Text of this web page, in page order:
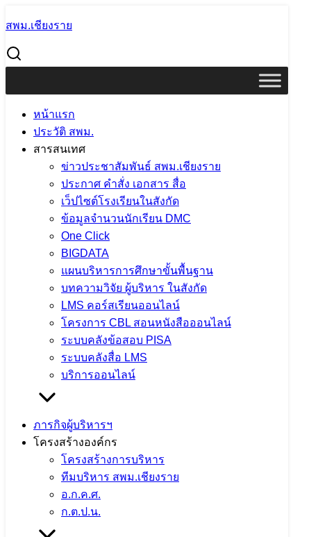
to
content
สพม.เชียงราย
หน้าแรก
ประวัติ สพม.
สารสนเทศ
ข่าวประชาสัมพันธ์ สพม.เชียงราย
ประกาศ คำสั่ง เอกสาร สื่อ
เว็ปไซต์โรงเรียนในสังกัด
ข้อมูลจำนวนนักเรียน DMC
One Click
BIGDATA
แผนบริหารการศึกษาขั้นพื้นฐาน
บทความวิจัย ผู้บริหาร ในสังกัด
LMS คอร์สเรียนออนไลน์
โครงการ CBL สอนหนังสือออนไลน์
ระบบคลังข้อสอบ PISA
ระบบคลังสื่อ LMS
บริการออนไลน์
ภารกิจผู้บริหารฯ
โครงสร้างองค์กร
โครงสร้างการบริหาร
ทีมบริหาร สพม.เชียงราย
อ.ก.ค.ศ.
ก.ต.ป.น.
for:
ข้อมูลการติดต่อ สพม.เชียงราย
ข้อมูลการติดต่อ สพม.เชียงราย
29 พฤษภาคม 2021
สำนักงานเขตพื้นที่การศึกษามัธยมศึกษาเชียงราย
1115/23 ถ.ไกรสรสิทธิ์ ต.เวียง อ.เมืองเชียงราย จ.เชียงราย
โทรศัพท์ : 0-5360-1451
กลุ่มอำนวยการ ต่อ :12
กลุ่มการเงินสินทรัพย์การเงิน ต่อ :13
กลุ่มบริหารงานบุคคล ต่อ :14
กลุ่มนโยบายและแผนแผน ต่อ :15
กลุ่มตรวจสอบภายใน ต่อ :16
กลุ่มส่งเสริมการจัดการศึกษา ต่อ :17
หน้าห้อง ผอ.เขต ต่อ :27
กลุ่มศึกษานิเทศก์ :088-2581874
โทรสาร Fax : 0-5360-1450
พัสดุการเงินสินทรัพย์ โทร :
นโยบายและแผน โทร :
บริหารงานบุคคล โทร :08-8258-1872
ส่งเสริมการจัดการฯ โทร :